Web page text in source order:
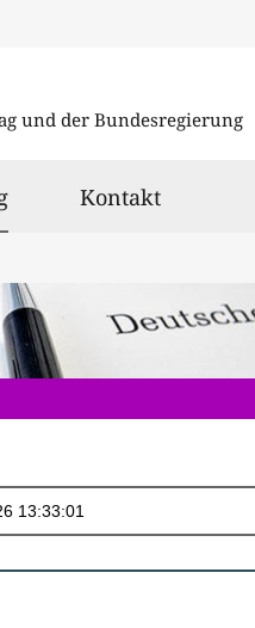
und der Bundesregierung
ausgewählt
Kontakt